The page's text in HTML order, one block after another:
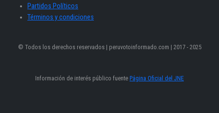
Partidos Políticos
Términos y condiciones
© Todos los derechos reservados | peruvotoinformado.com | 2017 - 2025
Información de interés público fuente Página Oficial del JNE